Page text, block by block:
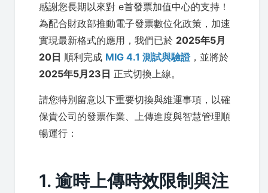
感謝您長期以來對 e首發票加值中心的支持！
為配合財政部推動電子發票數位化政策，加速
實現最新格式的應用，我們已於 2025年5月
20日 順利完成 MIG 4.1 測試與驗證，並將於
2025年5月23日 正式切換上線。
請您特別留意以下重要切換與維運事項，以確
保貴公司的發票作業、上傳進度與智慧管理順
暢運行：
1. 逾時上傳時效限制與注